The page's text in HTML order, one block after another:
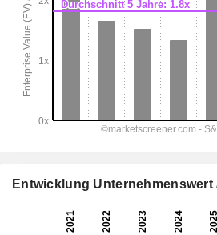
Entwicklung Unternehmenswert